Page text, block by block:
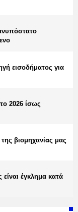
εισοδήματος για
2026 ίσως
βιομηχανίας μας
έγκλημα κατά